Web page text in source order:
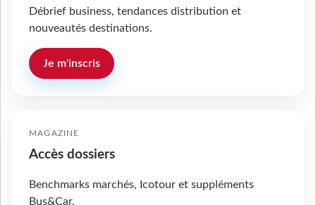
Débrief business, tendances distribution et
nouveautés destinations.
Je m'inscris
MAGAZINE
Accès dossiers
Benchmarks marchés, Icotour et suppléments
Bus&Car.